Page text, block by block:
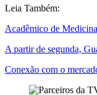
Leia Também:
Acadêmico de
A partir de segunda,
Conexão com o